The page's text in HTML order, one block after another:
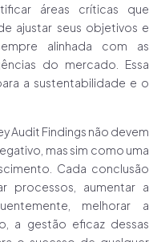
áreas críticas que
ajustar seus objetivos e
alinhada com as
do mercado. Essa
a sustentabilidade e o
Audit Findings não devem
mas sim como uma
Cada conclusão
processos, aumentar a
melhorar a
a gestão eficaz dessas